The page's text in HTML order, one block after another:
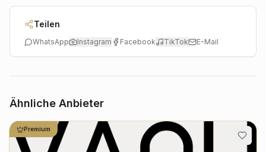
Teilen
WhatsApp Instagram Facebook TikTok E-Mail
Ähnliche Anbieter
Premium